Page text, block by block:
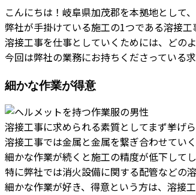
こんにちは！岐阜県加茂郡を本拠地として
弊社が手掛けている施工の1つである溶接工
溶接工事を仕事としていくためには、どの
今回は弊社の業務にお持ちくださっている
細かな作業が得意
溶接工事に求められる素質としてまず挙げ
溶接工事では金属と金属を繋ぎ合わせてい
細かな作業が続くと施工の精度が低下して
特に弊社では消火設備に関する配管などの
細かな作業が好き、得意という方は、溶接